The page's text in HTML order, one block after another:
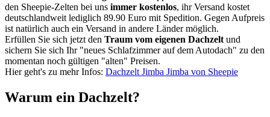
den Sheepie-Zelten bei uns immer kostenlos, ihr Versand kostet
deutschlandweit lediglich 89.90 Euro mit Spedition. Gegen Aufpreis
ist natürlich auch ein Versand in andere Länder möglich.
Erfüllen Sie sich jetzt den Traum vom eigenen Dachzelt und
sichern Sie sich Ihr "neues Schlafzimmer auf dem Autodach" zu den
momentan noch gültigen "alten" Preisen.
Hier geht's zu mehr Infos: Dachzelt Jimba Jimba von Sheepie
Warum ein Dachzelt?